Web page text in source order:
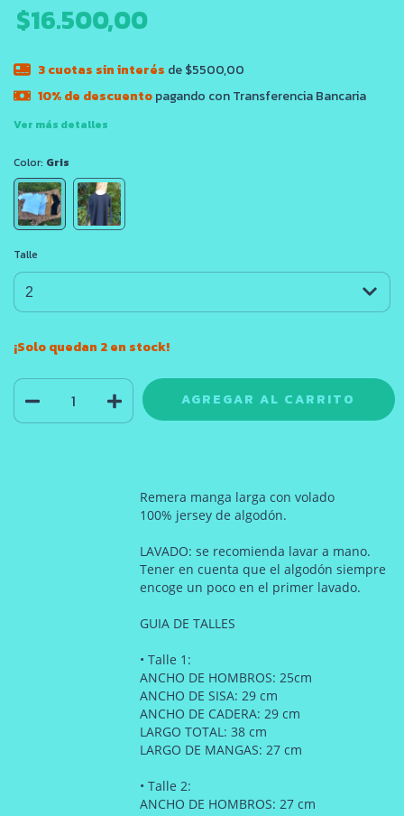
$16.500,00
3cuotas sin interés de $5500,00
10% de descuentopagando con Transferencia Bancaria
Ver más detalles
Color: Gris
Talle
¡Solo quedan 2en stock!
Remera manga larga con volado
100% jersey de algodón.
LAVADO: se recomienda lavar a mano.
Tener en cuenta que el algodón siempre
encoge un poco en el primer lavado.
GUIA DE TALLES
• Talle 1:
ANCHO DE HOMBROS: 25cm
ANCHO DE SISA: 29 cm
ANCHO DE CADERA: 29 cm
LARGO TOTAL: 38 cm
LARGO DE MANGAS: 27 cm
• Talle 2:
ANCHO DE HOMBROS: 27 cm